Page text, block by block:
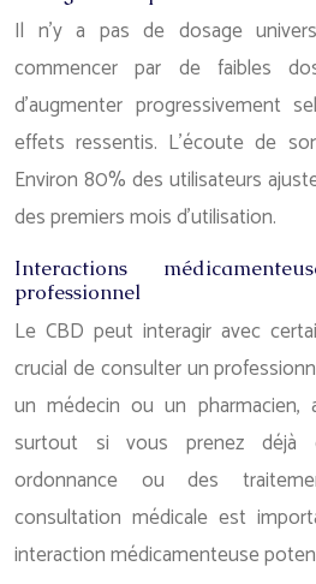
Il n’y a pas de dosage
commencer par de faibles
d’augmenter progressivement
effets ressentis. L’écoute de
Environ 80% des utilisateurs
des premiers mois d’utilisation.
Interactions
professionnel
Le CBD peut interagir avec
crucial de consulter un
un médecin ou un pharmacien,
surtout si vous prenez déjà
ordonnance ou des
consultation médicale est
interaction médicamenteuse